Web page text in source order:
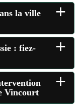
la ville
+
: fiez-
+
Vincourt
+